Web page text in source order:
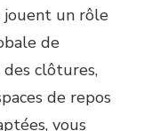
jouent un rôle
de
clôtures,
de repos
vous